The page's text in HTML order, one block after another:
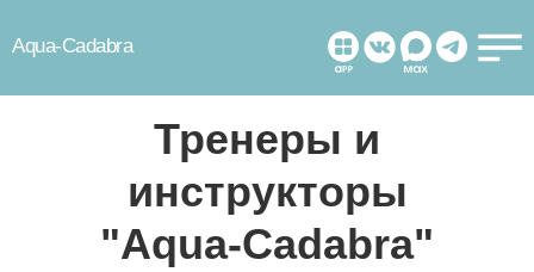
Aqua-Cadabra
Тренеры и
инструкторы
"Aqua-Cadabra"